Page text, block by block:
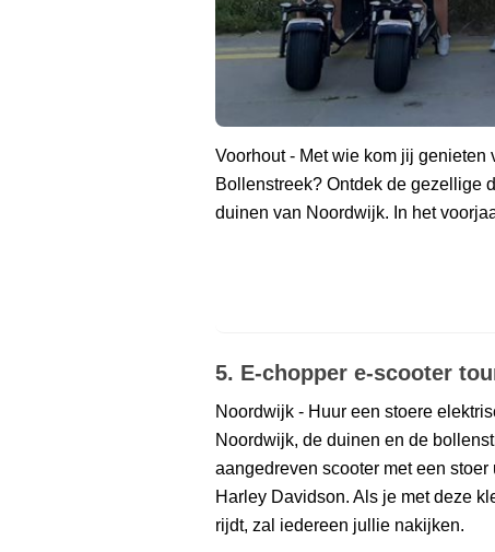
Voorhout - Met wie kom jij
Bollenstreek? Ontdek de gezellige
duinen van Noordwijk. In het
5. E-chopper e-scooter
Noordwijk - Huur een stoere
Noordwijk, de duinen en de
aangedreven scooter met een
Harley Davidson. Als je met deze
rijdt, zal iedereen jullie nakijken.